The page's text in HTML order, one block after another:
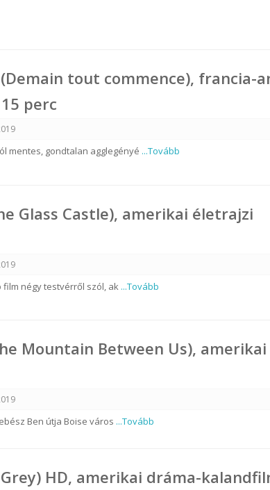
tout commence), francia-
perc
mentes, gondtalan agglegényé ...Tovább
Glass Castle), amerikai életrajzi
négy testvérről szól, ak ...Tovább
Mountain Between Us), amerikai
Ben útja Boise város ...Tovább
HD, amerikai dráma-